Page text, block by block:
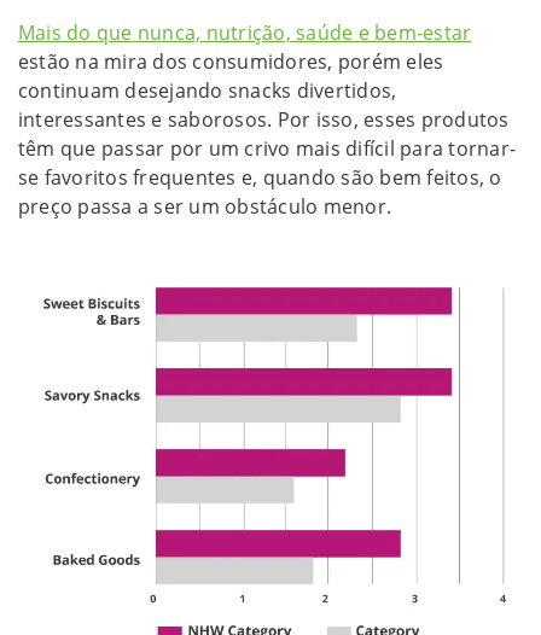
Mais do que nunca, nutrição, saúde e bem-estar
estão na mira dos consumidores, porém eles
continuam desejando snacks divertidos,
interessantes e saborosos. Por isso, esses produtos
têm que passar por um crivo mais difícil para tornar-
se favoritos frequentes e, quando são bem feitos, o
preço passa a ser um obstáculo menor.